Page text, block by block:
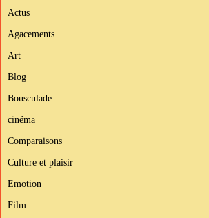
Actus
Agacements
Art
Blog
Bousculade
cinéma
Comparaisons
Culture et plaisir
Emotion
Film